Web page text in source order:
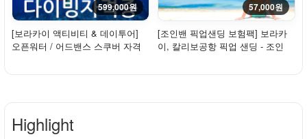
599,000원
[보라카이 액티비티 & 데이투어]
오픈워터 / 어드밴스 스쿠버 자격
57,000원
[조인밴 픽업샌딩 보험팩] 보라카
이, 칼리보공항 픽업 샌딩 - 조인
Highlight